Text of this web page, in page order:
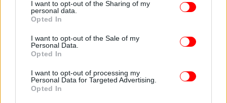
not limited to your visit or usage behaviour. You may click to
grant or deny consent to Google and its third-party tags to
use your data for below specified purposes in below Google
consent section.
I want to opt-out of the Sharing of my
personal data.
Opted In
I want to opt-out of the Sale of my
Personal Data.
Opted In
I want to opt-out of processing my
Personal Data for Targeted Advertising.
Opted In